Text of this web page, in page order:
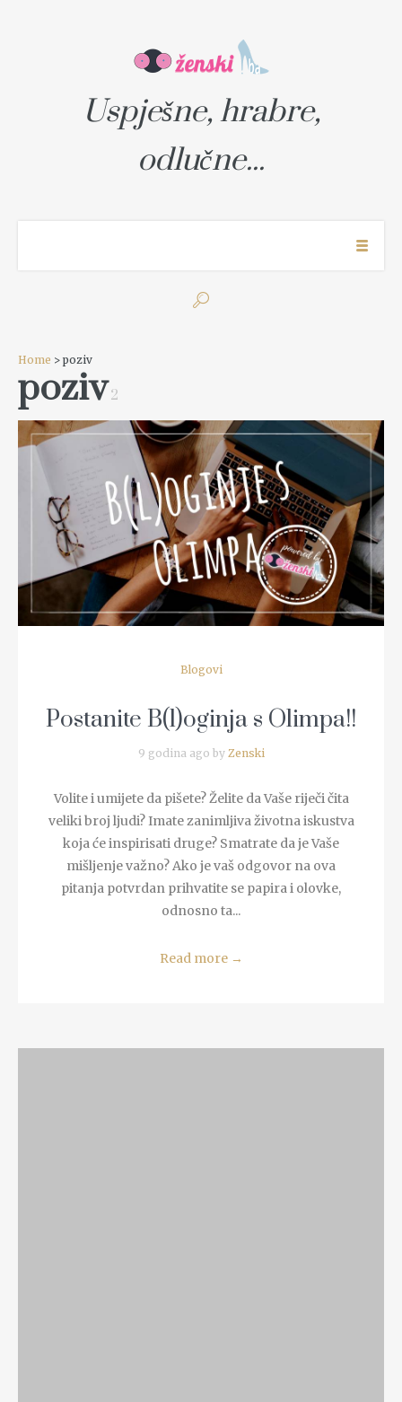
Uspješne, hrabre,
odlučne...
Home > poziv
poziv 2
READ MORE
Blogovi
Postanite B(l)oginja s Olimpa!!
9 godina ago by Zenski
Volite i umijete da pišete? Želite da Vaše riječi čita
veliki broj ljudi? Imate zanimljiva životna iskustva
koja će inspirisati druge? Smatrate da je Vaše
mišljenje važno? Ako je vaš odgovor na ova
pitanja potvrdan prihvatite se papira i olovke,
odnosno ta...
Read more →